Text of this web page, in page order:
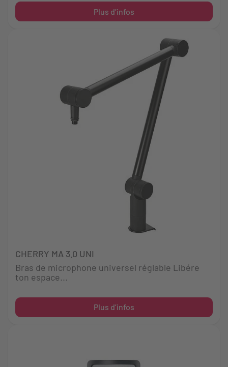
Plus d’infos
CHERRY MA 3.0 UNI
Bras de microphone universel réglable Libére
ton espace...
Plus d’infos